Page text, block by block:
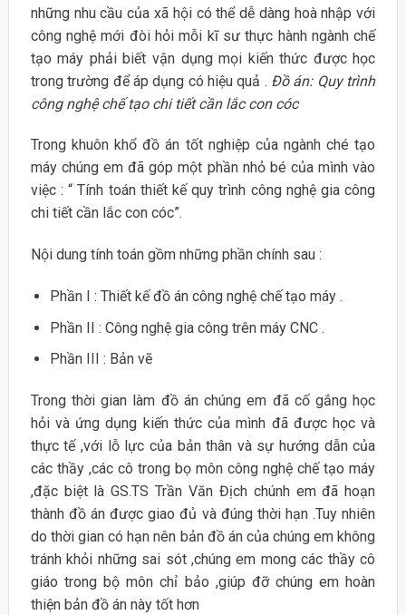
những nhu cầu của xã hội có thể dễ dàng hoà nhập với
công nghệ mới đòi hỏi mỗi kĩ sư thực hành ngành chế
tạo máy phải biết vận dụng mọi kiến thức được học
trong trường để áp dụng có hiệu quả . Đồ án: Quy trình
công nghệ chế tạo chi tiết cần lắc con cóc
Trong khuôn khổ đồ án tốt nghiệp của ngành ché tạo
máy chúng em đã góp một phần nhỏ bé của mình vào
việc : “ Tính toán thiết kế quy trình công nghệ gia công
chi tiết cần lắc con cóc”.
Nội dung tính toán gồm những phần chính sau :
Phần I : Thiết kế đồ án công nghệ chế tạo máy .
Phần II : Công nghệ gia công trên máy CNC .
Phần III : Bản vẽ
Trong thời gian làm đồ án chúng em đã cố gắng học
hỏi và ứng dụng kiến thức của mình đã được học và
thực tế ,với lỗ lực của bản thân và sự hướng dẫn của
các thầy ,các cô trong bọ môn công nghệ chế tạo máy
,đặc biệt là GS.TS Trần Văn Địch chúnh em đã hoạn
thành đồ án được giao đủ và đúng thời hạn .Tuy nhiên
do thời gian có hạn nên bản đồ án của chúng em không
tránh khỏi những sai sót ,chúng em mong các thầy cô
giáo trong bộ môn chỉ bảo ,giúp đỡ chúng em hoàn
thiện bản đồ án này tốt hơn